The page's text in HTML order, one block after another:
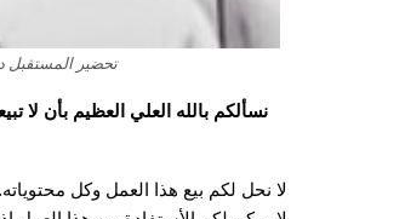
تحضير المستقبل
نسألكم بالله العلي العظيم بأن لا
لا نحل لكم بيع هذا العمل وكل محتوياته.